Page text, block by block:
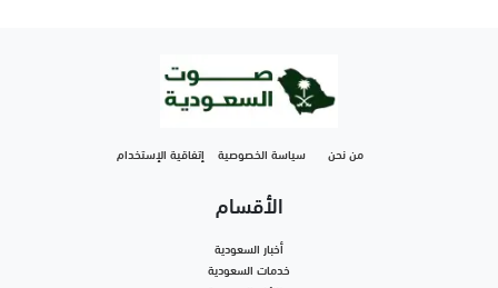
من نحن سياسة الخصوصية إتفاقية الإستخدام
الأقسام
أخبار السعودية
خدمات السعودية